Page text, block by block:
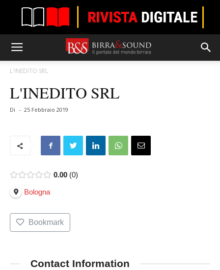
L'INEDITO SRL
L'INEDITO SRL
Di - 25 Febbraio 2019
0.00 0
Bologna
Bookmark
Contact Information